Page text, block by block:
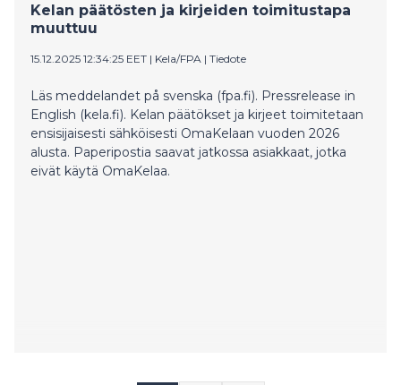
Kelan päätösten ja kirjeiden toimitustapa
muuttuu
15.12.2025 12:34:25 EET | Kela/FPA | Tiedote
Läs meddelandet på svenska (fpa.fi). Pressrelease in
English (kela.fi). Kelan päätökset ja kirjeet toimitetaan
ensisijaisesti sähköisesti OmaKelaan vuoden 2026
alusta. Paperipostia saavat jatkossa asiakkaat, jotka
eivät käytä OmaKelaa.